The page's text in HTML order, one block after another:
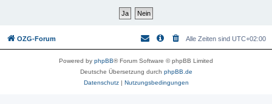
OZG-Forum Alle Zeiten sind UTC+02:00
Powered by phpBB® Forum Software © phpBB Limited
Deutsche Übersetzung durch phpBB.de
Datenschutz| Nutzungsbedingungen